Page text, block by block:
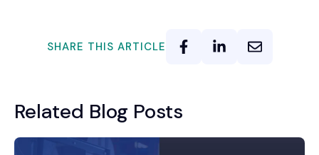
SHARE THIS ARTICLE
Related Blog Posts